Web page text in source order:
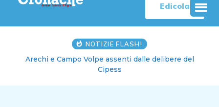
Edicola
NOTIZIE FLASH!
Arechi e Campo Volpe assenti dalle delibere del
Cipess